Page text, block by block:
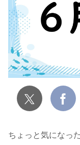
ちょっと気になっ